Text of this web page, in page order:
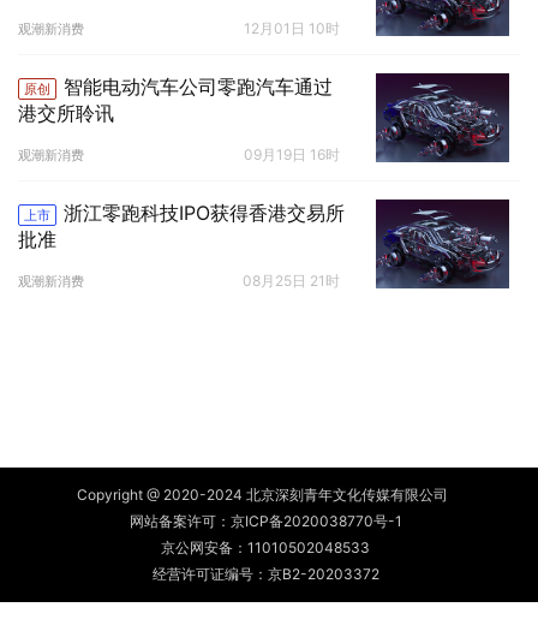
观潮新消费 12月01日 10时
原创
智能电动汽车公司零跑汽车通过
港交所聆讯
观潮新消费 09月19日 16时
上市
浙江零跑科技IPO获得香港交易所
批准
观潮新消费 08月25日 21时
Copyright @ 2020-2024 北京深刻青年文化传媒有限公司
网站备案许可： 京ICP备2020038770号-1
京公网安备： 11010502048533
经营许可证编号：京B2-20203372